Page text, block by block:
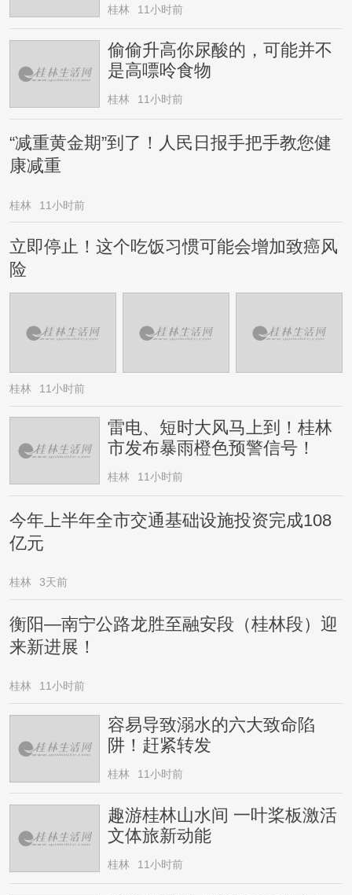
桂林 11小时前
偷偷升高你尿酸的，可能并不
是高嘌呤食物
桂林 11小时前
“减重黄金期”到了！人民日报手把手教您健
康减重
桂林 11小时前
立即停止！这个吃饭习惯可能会增加致癌风
险
桂林 11小时前
雷电、短时大风马上到！桂林
市发布暴雨橙色预警信号！
桂林 11小时前
今年上半年全市交通基础设施投资完成108
亿元
桂林 3天前
衡阳—南宁公路龙胜至融安段（桂林段）迎
来新进展！
桂林 11小时前
容易导致溺水的六大致命陷
阱！赶紧转发
桂林 11小时前
趣游桂林山水间 一叶桨板激活
文体旅新动能
桂林 11小时前